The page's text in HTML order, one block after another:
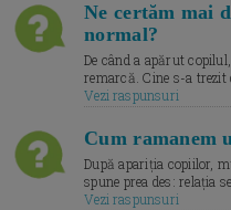
Ne certăm mai
normal?
De când a apărut
remarcă. Cine s-a
Vezi raspunsuri
Cum ramanem
După apariția copiilor,
spune prea des: relația
Vezi raspunsuri